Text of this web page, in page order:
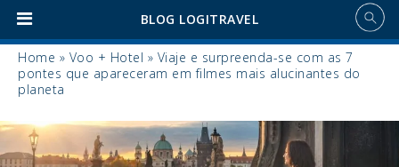
BLOG LOGITRAVEL
Home » Voo + Hotel » Viaje e surpreenda-se com as 7
pontes que apareceram em filmes mais alucinantes do
planeta